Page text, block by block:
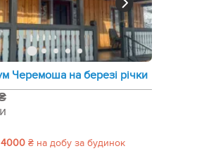
Черемоша на березі річки
4000 ₴ на добу за будинок